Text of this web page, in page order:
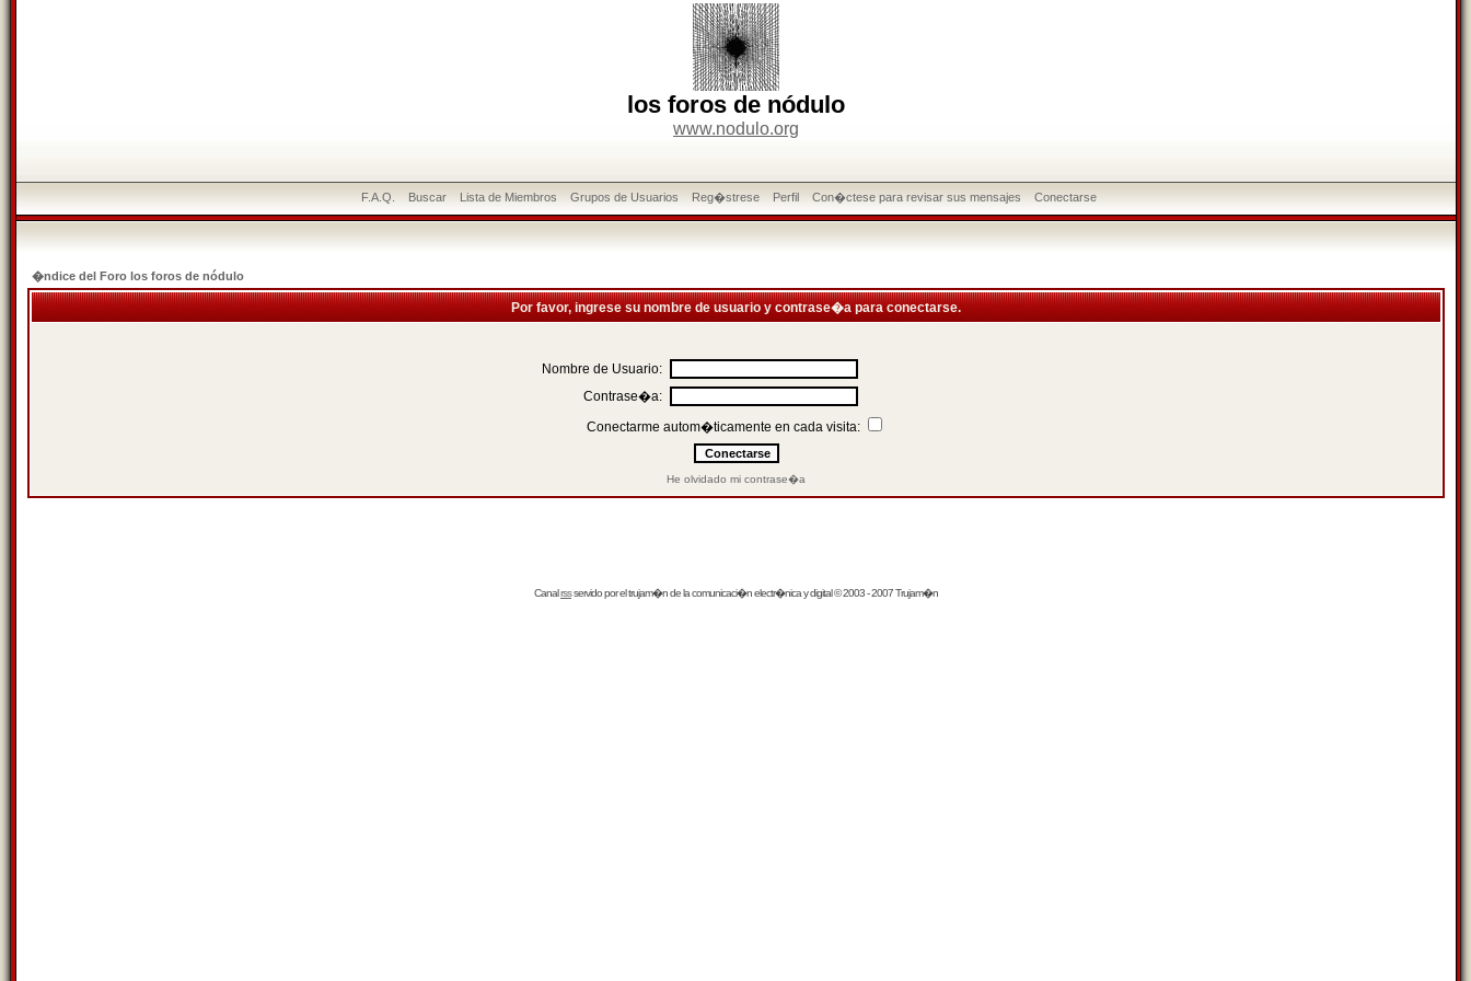
los foros de nódulo
www.nodulo.org
F.A.Q. Buscar Lista de Miembros Grupos de Usuarios Reg�strese Perfil Con�ctese para revisar sus mensajes Conectarse
�ndice del Foro los foros de nódulo
Por favor, ingrese su nombre de usuario y contrase�a para conectarse.
Nombre de Usuario:
Contrase�a:
Conectarme autom�ticamente en cada visita:
He olvidado mi contrase�a
Canalrssservido por eltrujam�nde la comunicaci�n electr�nica y digital © 2003 - 2007 Trujam�n